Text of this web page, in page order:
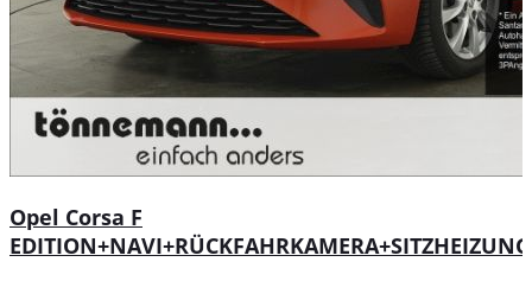
Opel Corsa F